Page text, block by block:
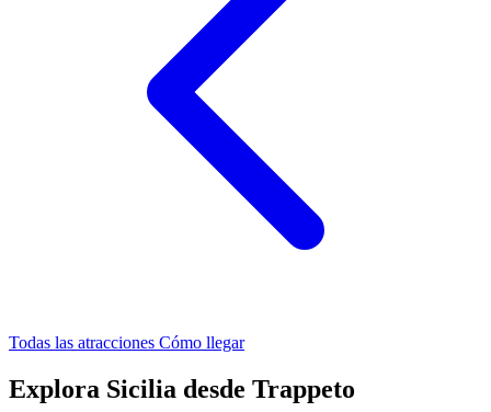
Todas las atracciones Cómo llegar
Explora Sicilia desde Trappeto